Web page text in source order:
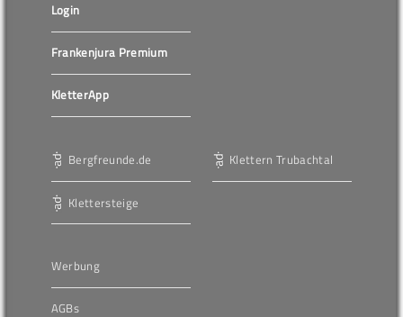
Login
Frankenjura Premium
KletterApp
Bergfreunde.de
Klettersteige
Klettern Trubachtal
Werbung
AGBs